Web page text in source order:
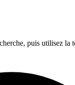
puis utilisez la